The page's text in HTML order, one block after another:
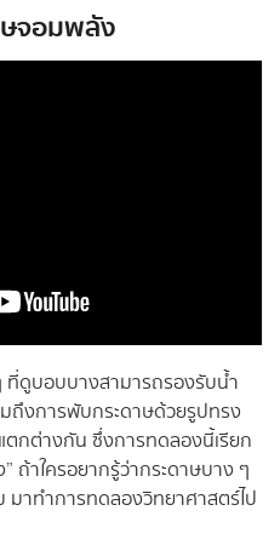
จอมพลัง
ที่ดูบอบบางสามารถรองรับน้ำ
ถึงการพับกระดาษด้วยรูปทรง
ตกต่างกัน ซึ่งการทดลองนี้เรียก
ถ้าใครอยากรู้ว่ากระดาษบาง ๆ
มาทำการทดลองวิทยาศาสตร์ไป